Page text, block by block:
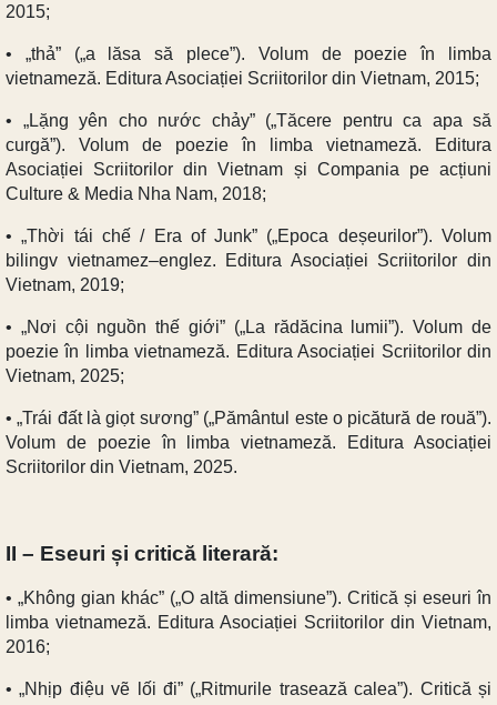
2015;
• „thả” („a lăsa să plece”). Volum de poezie în limba
vietnameză. Editura Asociației Scriitorilor din Vietnam, 2015;
• „Lặng yên cho nước chảy” („Tăcere pentru ca apa să
curgă”). Volum de poezie în limba vietnameză. Editura
Asociației Scriitorilor din Vietnam și Compania pe acțiuni
Culture & Media Nha Nam, 2018;
• „Thời tái chế / Era of Junk” („Epoca deșeurilor”). Volum
bilingv vietnamez–englez. Editura Asociației Scriitorilor din
Vietnam, 2019;
• „Nơi cội nguồn thế giới” („La rădăcina lumii”). Volum de
poezie în limba vietnameză. Editura Asociației Scriitorilor din
Vietnam, 2025;
• „Trái đất là giọt sương” („Pământul este o picătură de rouă”).
Volum de poezie în limba vietnameză. Editura Asociației
Scriitorilor din Vietnam, 2025.
II – Eseuri și critică literară:
• „Không gian khác” („O altă dimensiune”). Critică și eseuri în
limba vietnameză. Editura Asociației Scriitorilor din Vietnam,
2016;
• „Nhịp điệu vẽ lối đi” („Ritmurile trasează calea”). Critică și